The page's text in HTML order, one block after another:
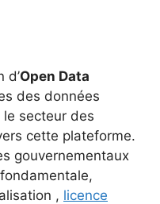
d’Open Data
des données
secteur des
cette plateforme.
gouvernementaux
, licence